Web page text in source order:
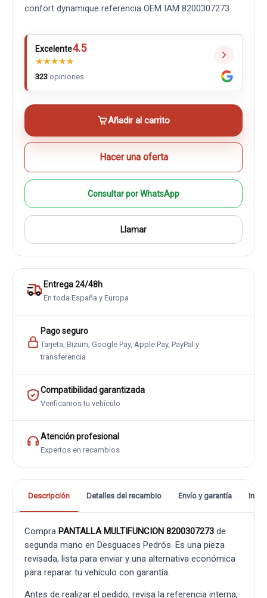
confort dynamique referencia OEM IAM 8200307273
Excelente4.5
★★★★★
323 opiniones
Añadir al carrito
Hacer una oferta
Consultar por WhatsApp
Llamar
Entrega 24/48h
En toda España y Europa
Pago seguro
Tarjeta, Bizum, Google Pay, Apple Pay, PayPal y
transferencia
Compatibilidad garantizada
Verificamos tu vehículo
Atención profesional
Expertos en recambios
Descripción Detalles del recambio Envío y garantía
Compra PANTALLA MULTIFUNCION 8200307273 de
segunda mano en Desguaces Pedrós. Es una pieza
revisada, lista para enviar y una alternativa económica
para reparar tu vehículo con garantía.
Antes de realizar el pedido, revisa la referencia interna,